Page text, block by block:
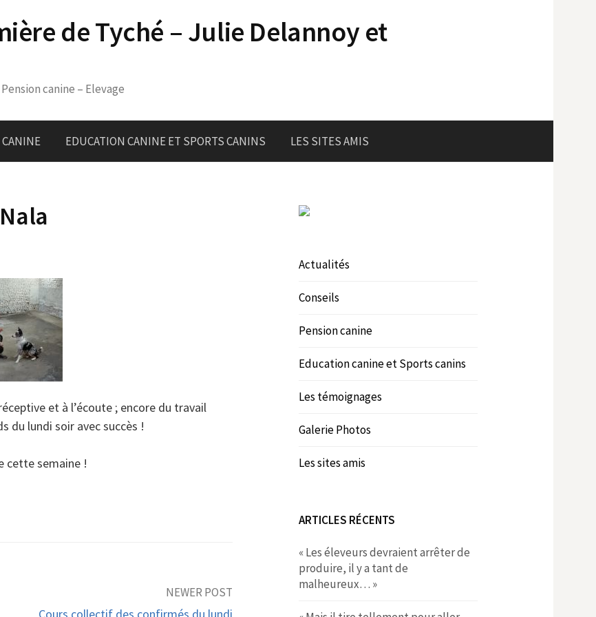
de Tyché – Julie Delannoy et
canine – Elevage
EDUCATION CANINE ET SPORTS CANINS LES SITES AMIS
et à l’écoute ; encore du travail
du lundi soir avec succès !
cette semaine !
NEWER POST
Cours collectif des confirmés du lundi
Actualités
Conseils
Pension canine
Education canine et Sports canins
Les témoignages
Galerie Photos
Les sites amis
ARTICLES RÉCENTS
« Les éleveurs devraient arrêter de
produire, il y a tant de
malheureux… »